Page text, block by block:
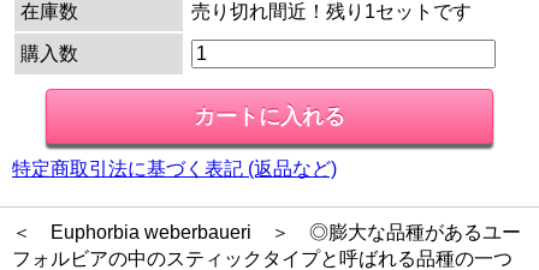
在庫数
売り切れ間近！残り1セットです
購入数
特定商取引法に基づく表記 (返品など)
＜ Euphorbia weberbaueri ＞ ◎膨大な品種があるユー
フォルビアの中のスティックタイプと呼ばれる品種の一つ